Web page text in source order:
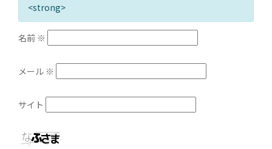
<strong>
名前 ※
メール ※
サイト